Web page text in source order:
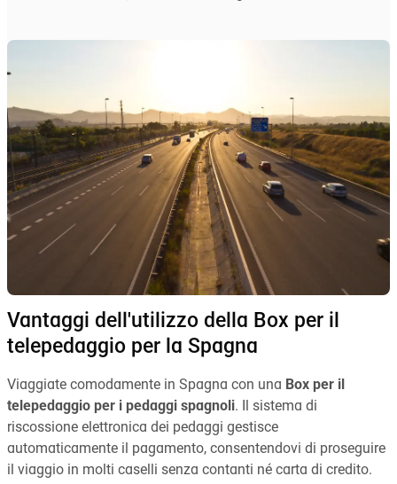
Vantaggi dell'utilizzo della Box per il
telepedaggio per la Spagna
Viaggiate comodamente in Spagna con una Box per il
telepedaggio per i pedaggi spagnoli. Il sistema di
riscossione elettronica dei pedaggi gestisce
automaticamente il pagamento, consentendovi di proseguire
il viaggio in molti caselli senza contanti né carta di credito.